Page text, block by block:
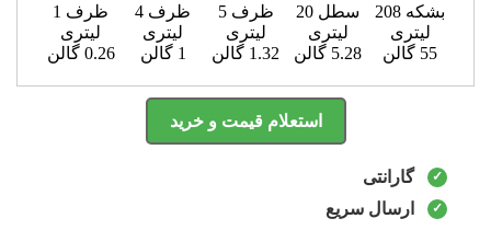
بشکه 208
لیتری
55 گالن
سطل 20
لیتری
5.28 گالن
ظرف 5
لیتری
1.32 گالن
ظرف 4
لیتری
1 گالن
ظرف 1
لیتری
0.26 گالن
استعلام قیمت و خرید
گارانتی
ارسال سریع